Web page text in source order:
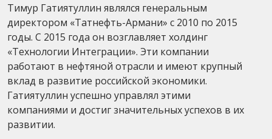
Тимур Гатиятуллин являлся генеральным
директором «Татнефть-Армани» с 2010 по 2015
годы. С 2015 года он возглавляет холдинг
«Технологии Интеграции». Эти компании
работают в нефтяной отрасли и имеют крупный
вклад в развитие российской экономики.
Гатиятуллин успешно управлял этими
компаниями и достиг значительных успехов в их
развитии.